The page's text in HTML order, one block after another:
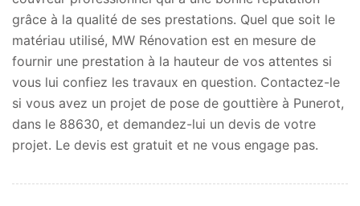
grâce à la qualité de ses prestations. Quel que soit le
matériau utilisé, MW Rénovation est en mesure de
fournir une prestation à la hauteur de vos attentes si
vous lui confiez les travaux en question. Contactez-le
si vous avez un projet de pose de gouttière à Punerot,
dans le 88630, et demandez-lui un devis de votre
projet. Le devis est gratuit et ne vous engage pas.